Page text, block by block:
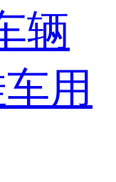
辆
用